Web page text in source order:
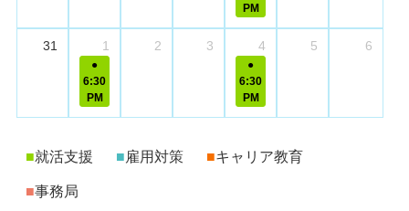
PM
6:30
PM
6:30
PM
31 1 2 3 4 5 6
■就活支援 ■雇用対策 ■キャリア教育
■事務局